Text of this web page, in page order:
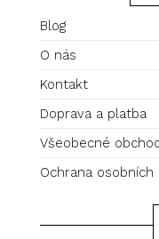
Blog
O nás
Kontakt
Doprava a platba
Všeobecné
Ochrana